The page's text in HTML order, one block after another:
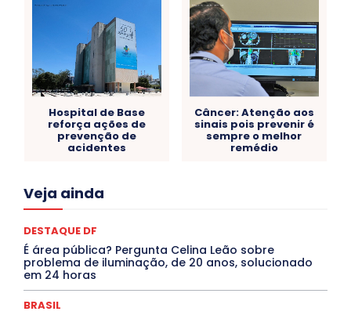
Hospital de Base
reforça ações de
prevenção de
acidentes
Câncer: Atenção aos
sinais pois prevenir é
sempre o melhor
remédio
Veja ainda
Acre
Congressuanas & Esplanadumas
Covid-19
Crônica Política Crônicas
Cultura e Tal
DANÇA Dengue
Denuncia
DESTAQUE BRASIL
DESTAQUE DF
DESTAQUE SAÚDE
DESTAQUES OUTROS
DESTAQUE DF
É área pública? Pergunta Celina Leão sobre
problema de iluminação, de 20 anos, solucionado
em 24 horas
BRASIL